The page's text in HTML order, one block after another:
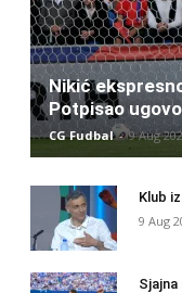
Nikić
Potpisao
CG Fudbal - 9 Aug
Klub
9 Aug